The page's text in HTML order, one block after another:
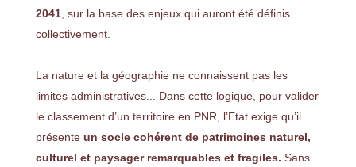
2041 , sur la base des enjeux qui auront été définis
collectivement.
La nature et la géographie ne connaissent pas les
limites administratives... Dans cette logique, pour valider
le classement d’un territoire en PNR, l’Etat exige qu’il
présente un socle cohérent de patrimoines naturel,
culturel et paysager remarquables et fragiles. Sans